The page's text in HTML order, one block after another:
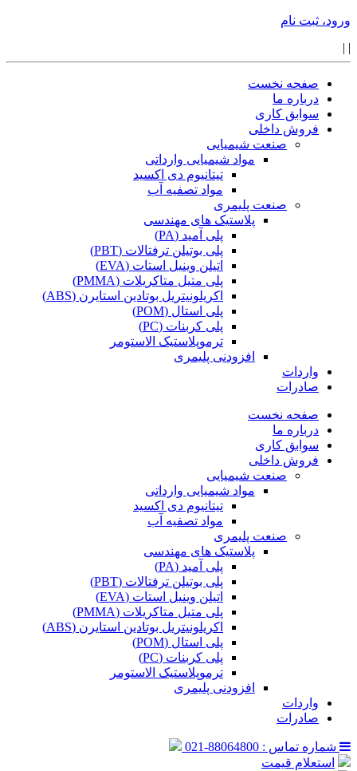
ورود، ثبت نام
|
|
صفحه نخست
درباره ما
سوابق کاری
فروش داخلی
صنعت شیمیایی
مواد شیمیایی وارداتی
تیتانیوم دی اکسید
مواد تصفیه آب
صنعت پلیمری
پلاستیک های مهندسی
پلی آمید (PA)
پلی بوتیلن ترفتالات (PBT)
اتیلن وینیل استات (EVA)
پلی متیل متاکریلات (PMMA)
اکریلونیتریل بوتادین استایرن (ABS)
پلی استال (POM)
پلی کربنات (PC)
ترموپلاستیک الاستومر
افزودنی پلیمری
واردات
صادرات
صفحه نخست
درباره ما
سوابق کاری
فروش داخلی
صنعت شیمیایی
مواد شیمیایی وارداتی
تیتانیوم دی اکسید
مواد تصفیه آب
صنعت پلیمری
پلاستیک های مهندسی
پلی آمید (PA)
پلی بوتیلن ترفتالات (PBT)
اتیلن وینیل استات (EVA)
پلی متیل متاکریلات (PMMA)
اکریلونیتریل بوتادین استایرن (ABS)
پلی استال (POM)
پلی کربنات (PC)
ترموپلاستیک الاستومر
افزودنی پلیمری
واردات
صادرات
شماره تماس : 88064800-021
استعلام قیمت